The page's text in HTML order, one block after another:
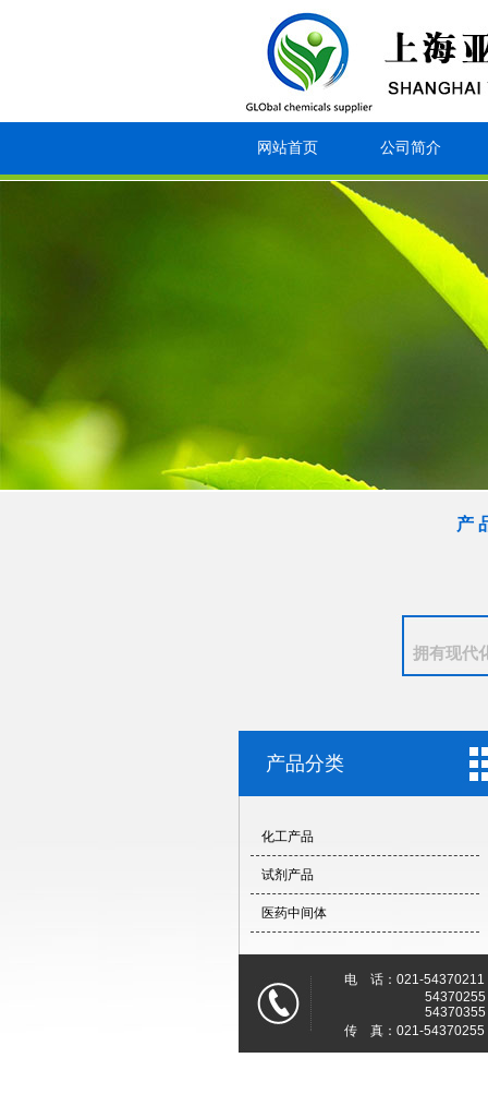
网站首页 公司简介
产
拥有现代
产品分类
化工产品
试剂产品
医药中间体
电 话：021-54370211
54370255
54370355
传 真：021-54370255